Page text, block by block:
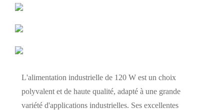
L'alimentation industrielle de 120 W est un choix
polyvalent et de haute qualité, adapté à une grande
variété d'applications industrielles. Ses excellentes